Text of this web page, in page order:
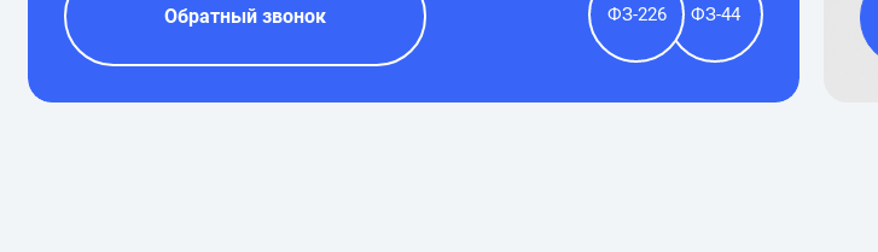
Обратный звонок ФЗ-226 ФЗ-44